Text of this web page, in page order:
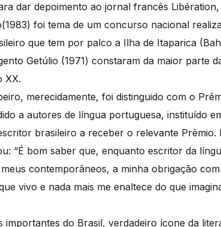
dar depoimento ao jornal francês
foi tema de um concurso nacional
que tem por palco a Ilha de Itaparica
Getúlio (1971) constaram da maior parte
XX.
merecidamente, foi distinguido com o
a autores de língua portuguesa, instituído
brasileiro a receber o relevante Prêmio.
“É bom saber que, enquanto escritor da
contemporâneos, a minha obrigação com
vivo e nada mais me enaltece do que
do Brasil, verdadeiro ícone da